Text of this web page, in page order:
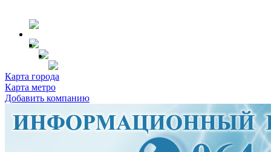
Карта города
Карта метро
Добавить компанию